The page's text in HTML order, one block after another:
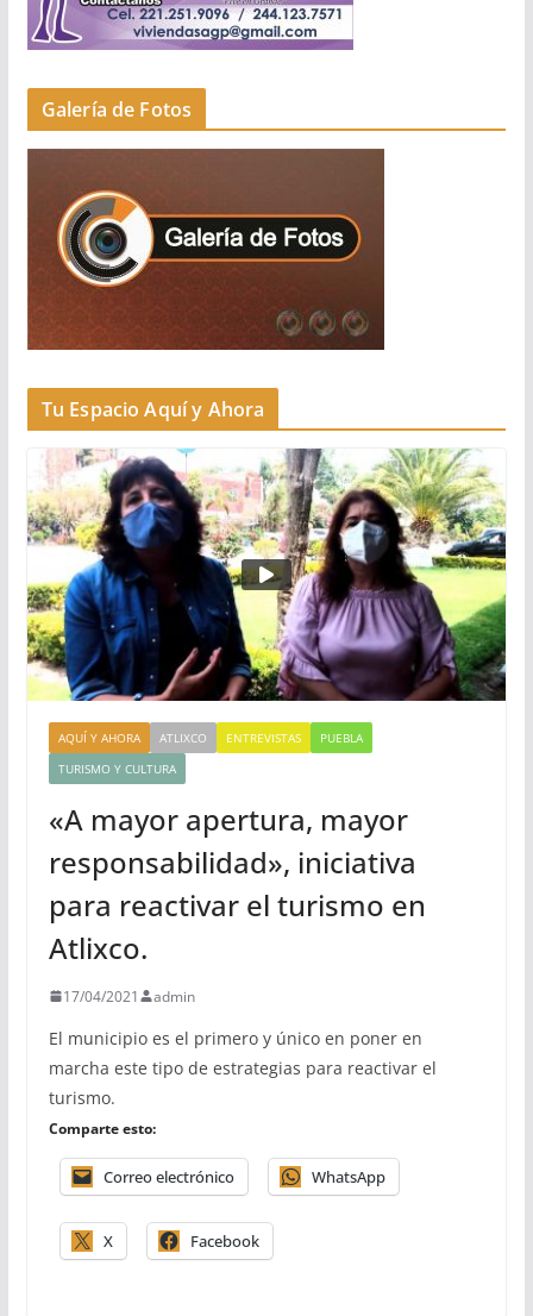
Galería de Fotos
Tu Espacio Aquí y Ahora
AQUÍ Y AHORA ATLIXCO ENTREVISTAS
PUEBLA
TURISMO Y CULTURA
«A mayor apertura, mayor
responsabilidad», iniciativa
para reactivar el turismo en
Atlixco.
17/04/2021 admin
El municipio es el primero y único en poner en
marcha este tipo de estrategias para reactivar el
turismo.
Comparte esto:
Correo electrónico WhatsApp
X Facebook